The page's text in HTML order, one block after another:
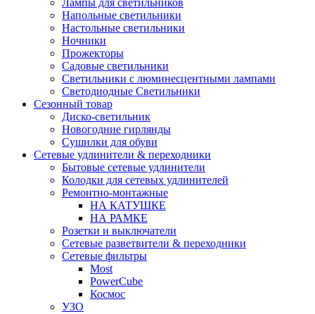
Лампы для светильников
Напольные светильники
Настольные светильники
Ночники
Прожекторы
Садовые светильники
Светильники с люминесцентными лампами
Светодиодные Светильники
Сезонный товар
Диско-светильник
Новогодние гирлянды
Сушилки для обуви
Сетевые удлинители & переходники
Бытовые сетевые удлинители
Колодки для сетевых удлинителей
Ремонтно-монтажные
НА КАТУШКЕ
НА РАМКЕ
Розетки и выключатели
Сетевые разветвители & переходники
Сетевые фильтры
Most
PowerCube
Космос
УЗО